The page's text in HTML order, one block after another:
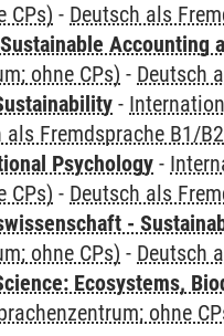
CPs) - Deutsch als
Accounting
ohne CPs) - Deutsch
-
als Fremdsprache B1/B2
Psychology -
CPs) - Deutsch als
-
ohne CPs) - Deutsch
Ecosystems,
ohne